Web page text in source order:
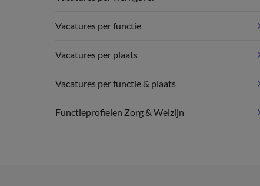
Vacatures per functie
Vacatures per plaats
Vacatures per functie & plaats
Functieprofielen Zorg & Welzijn